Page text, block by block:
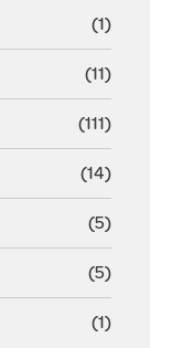
(1)
(11)
(111)
(14)
(5)
(5)
(1)